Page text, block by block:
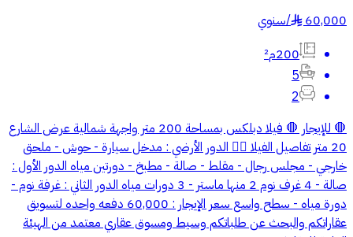
60,000
§
/سنوي
200م²
5
2
🛑 للإيجار 🛑 فيلا دبلكس بمساحة 200 متر واجهة شمالية عرض الشارع
20 متر تفاصيل الفيلا 👇🏻 الدور الأرضي : مدخل سيارة - حوش - ملحق
خارجي - مجلس رجال - مقلط - صالة - مطبخ - دورتين مياه الدور الأول :
صالة - 4 غرف نوم 2 منها ماستر - 3 دورات مياه الدور الثاني : غرفة نوم -
دورة مياه - سطح واسع سعر الإيجار : 60,000 دفعه واحده لتسويق
عقاراتكم والبحث عن طلباتكم وسيط ومسوق عقاري معتمد من الهيئة